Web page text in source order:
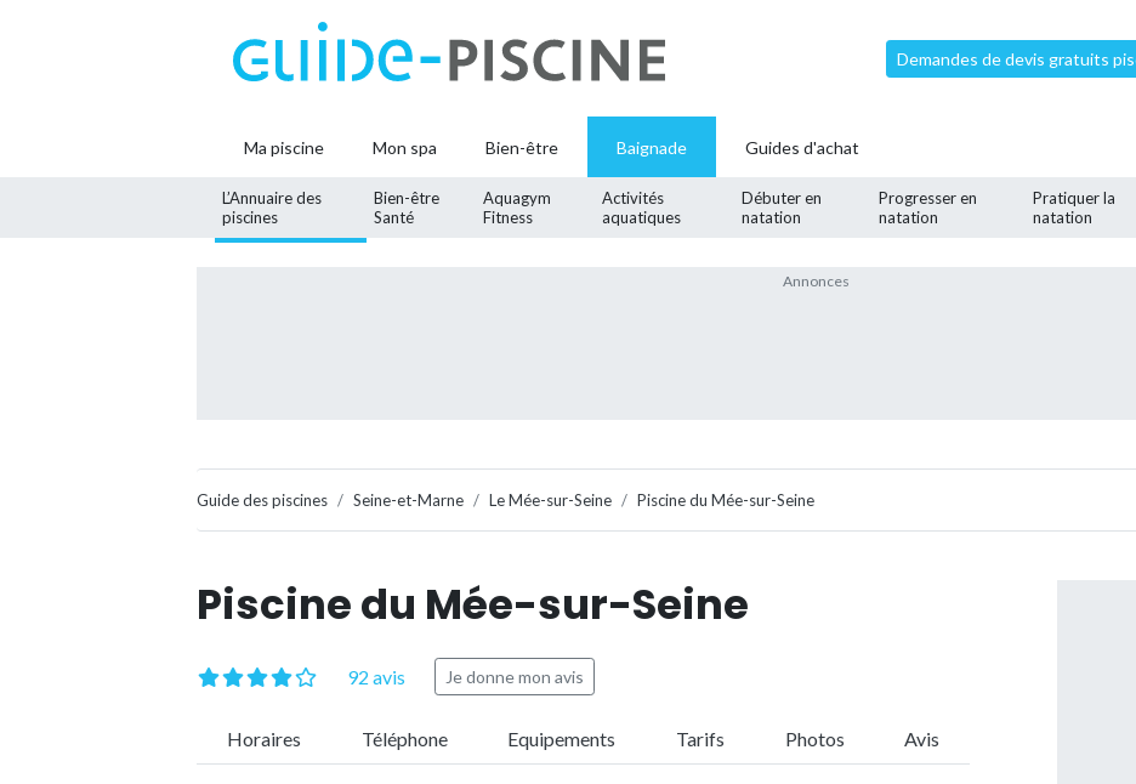
Demandes de devis gratuits
Ma piscine Mon spa Bien-être Baignade
L’Annuaire des
piscines
Bien-être
Santé
Aquagym
Fitness
Activités
aquatiques
Débuter en
natation
Progresser en
natation
Pratiquer la
natation
Guides d'achat
Guide des piscines Seine-et-Marne Le Mée-sur-Seine Piscine du Mée-sur-Seine
Piscine du Mée-sur-Seine
92 avis Je donne mon avis
Horaires Téléphone Equipements Tarifs Photos Avis